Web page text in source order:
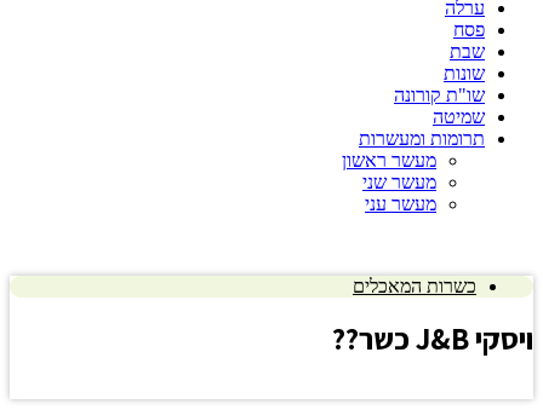
ערלה
פסח
שבת
שונות
שו"ת קורונה
שמיטה
תרומות ומעשרות
מעשר ראשון
מעשר שני
מעשר עני
כשרות המאכלים
ויסקי J&B כשר??